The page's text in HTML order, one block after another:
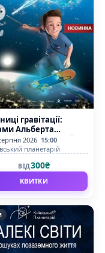
гравітації:
Альберта
(Київський
2026 15:00
планетарій
ВІД300₴
КВИТКИ